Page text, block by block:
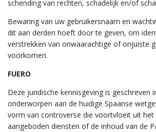
schending van rechten, schadelijk en/of
Bewaring van uw gebruikersnaam en
dit aan derden hoeft door te geven, om
verstrekken van onwaarachtige of onjuiste
voorkomen.
FUERO
Deze juridische kennisgeving is geschreven
onderworpen aan de huidige Spaanse
vorm van controverse die voortvloeit uit het
aangeboden diensten of de inhoud van de